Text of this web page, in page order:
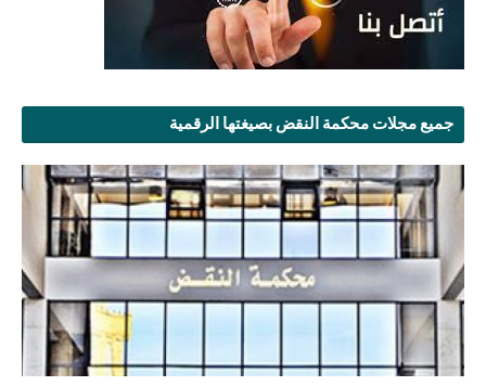
جميع مجلات محكمة النقض بصيغتها الرقمية